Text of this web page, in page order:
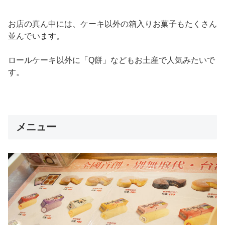
お店の真ん中には、ケーキ以外の箱入りお菓子もたくさん
並んでいます。
ロールケーキ以外に「Q餅」などもお土産で人気みたいで
す。
メニュー